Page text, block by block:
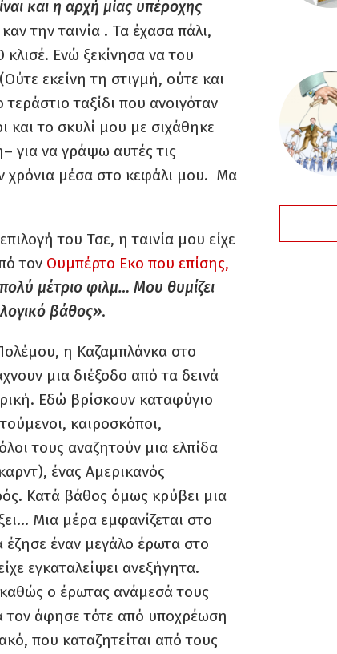
και η αρχή μίας υπέροχης
την ταινία . Τα έχασα πάλι,
Ενώ ξεκίνησα να του
εκείνη τη στιγμή, ούτε και
ταξίδι που ανοιγόταν
και το σκυλί μου με σιχάθηκε
για να γράψω αυτές τις
χρόνια μέσα στο κεφάλι μου. Μα
του Τσε, η ταινία μου είχε
τον Ουμπέρτο Εκο που επίσης,
μέτριο φιλμ… Μου θυμίζει
βάθος».
η Καζαμπλάνκα στο
μια διέξοδο από τα δεινά
Εδώ βρίσκουν καταφύγιο
καιροσκόποι,
τους αναζητούν μια ελπίδα
ένας Αμερικανός
Κατά βάθος όμως κρύβει μια
Μια μέρα εμφανίζεται στο
έναν μεγάλο έρωτα στο
εγκαταλείψει ανεξήγητα.
ο έρωτας ανάμεσά τους
τον άφησε τότε από υποχρέωση
που καταζητείται από τους